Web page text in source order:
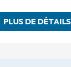
PLUS DE DÉTAILS